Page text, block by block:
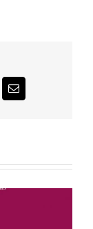
Correo